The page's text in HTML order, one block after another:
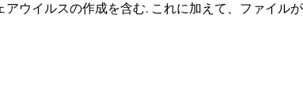
ウイルスの作成を含む. これに加えて、ファイル